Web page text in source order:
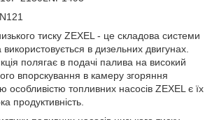
тиску ZEXEL - це складова системи
в дизельних двигунах.
полягає в подачі палива на високий
впорскування в камеру згоряння
особливістю топливних насосів ZEXEL є їх
продуктивність.